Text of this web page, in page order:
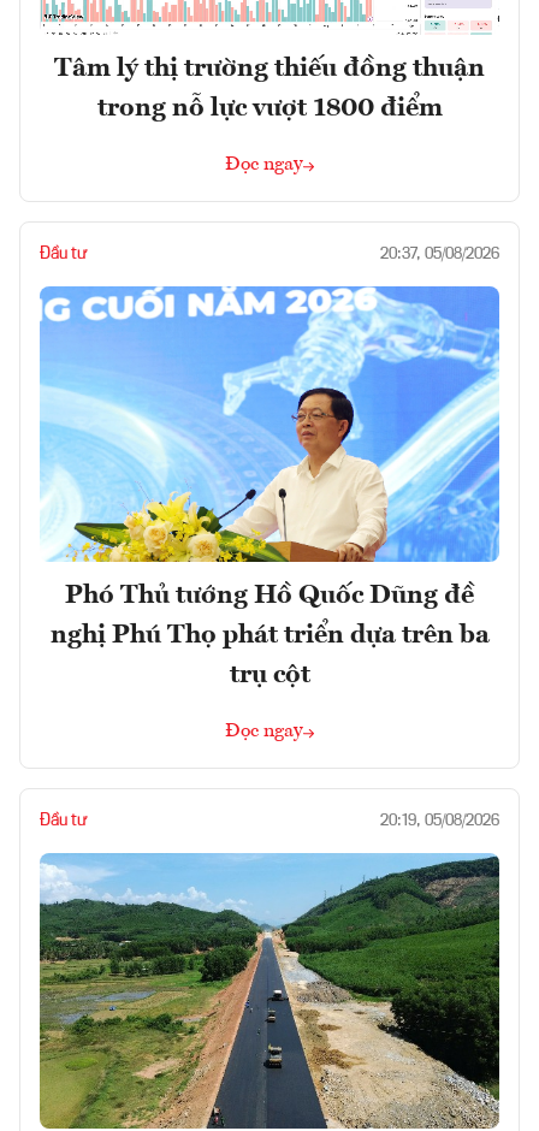
Tâm lý thị trường thiếu đồng thuận
trong nỗ lực vượt 1800 điểm
Đọc ngay
Đầu tư 20:37, 05/08/2026
Phó Thủ tướng Hồ Quốc Dũng đề
nghị Phú Thọ phát triển dựa trên ba
trụ cột
Đọc ngay
Đầu tư 20:19, 05/08/2026